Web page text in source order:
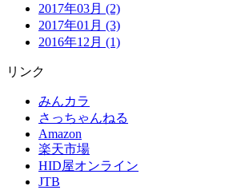
2017年03月 (2)
2017年01月 (3)
2016年12月 (1)
リンク
みんカラ
さっちゃんねる
Amazon
楽天市場
HID屋オンライン
JTB